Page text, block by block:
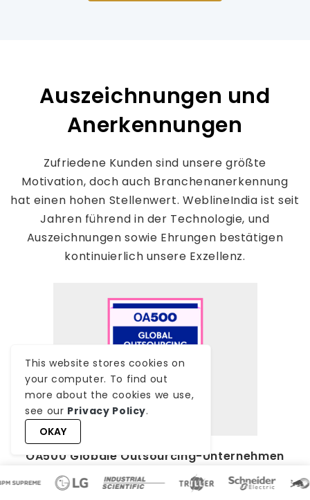
Auszeichnungen und
Anerkennungen
Zufriedene Kunden sind unsere größte
Motivation, doch auch Branchenanerkennung
hat einen hohen Stellenwert. WeblineIndia ist seit
Jahren führend in der Technologie, und
Auszeichnungen sowie Ehrungen bestätigen
kontinuierlich unsere Exzellenz.
OA500 Globale Outsourcing-Unternehmen
2025, von Outsource Accelerator
This website stores cookies on
your computer. To find out
more about the cookies we use,
see our Privacy Policy.
OKAY